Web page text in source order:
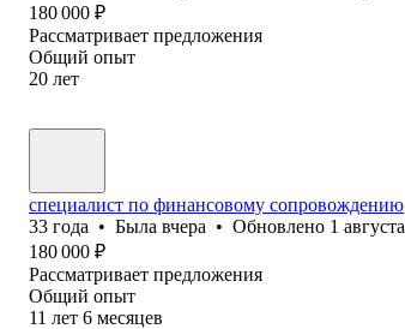
180 000 ₽
Рассматривает предложения
Общий опыт
20 лет
специалист по финансовому сопровождению
33 года • Была вчера • Обновлено 1 августа
180 000 ₽
Рассматривает предложения
Общий опыт
11 лет 6 месяцев